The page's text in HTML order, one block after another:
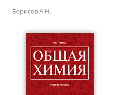
Борисов А.Н.